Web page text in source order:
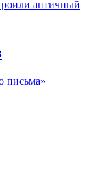
античный
письма»